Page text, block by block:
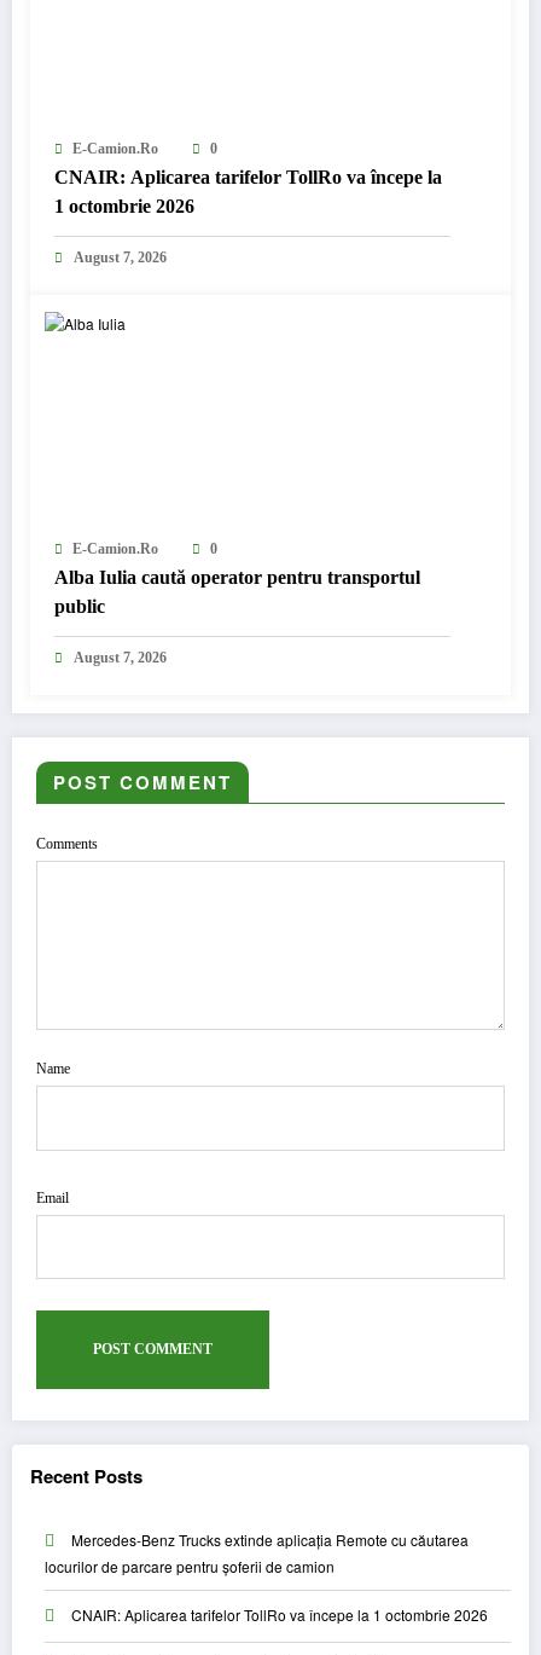
E-Camion.ro 0
CNAIR: Aplicarea tarifelor TollRo va începe la
1 octombrie 2026
August 7, 2026
E-Camion.ro 0
Alba Iulia caută operator pentru transportul
public
August 7, 2026
POST COMMENT
Comments
Name
Email
Recent Posts
Mercedes-Benz Trucks extinde aplicația Remote cu căutarea
locurilor de parcare pentru șoferii de camion
CNAIR: Aplicarea tarifelor TollRo va începe la 1 octombrie 2026